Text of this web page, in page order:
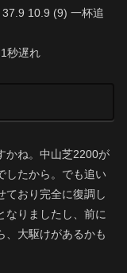
10.9 (9) 一杯追
秒遅れ
かね。中山芝2200が
したから。でも追い
ており完全に復調し
なりましたし、前に
、大駆けがあるかも